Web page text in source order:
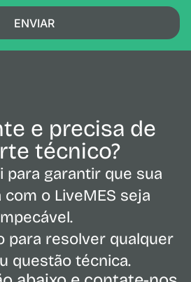
ENVIAR
e precisa de
técnico?
para garantir que sua
o LiveMES seja
para resolver qualquer
questão técnica.